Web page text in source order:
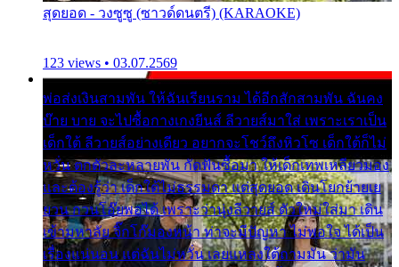
สุดยอด - วงซูซู (ซาวด์ดนตรี) (KARAOKE)
123 views • 03.07.2569
พ่อส่งเงินสามพัน ให้ฉันเรียนราม ได้อีกสักสามพัน ฉันคง
บ๊าย บาย จะไปซื้อกางเกงยีนส์ ลีวายส์มาใส่ เพราะเราเป็น
เด็กใต้ ลีวายส์อย่างเดียว อยากจะโชว์ถึงหิวโซ เด็กใต้ก็ไม่
หวั่น ตกตัวละหลายพัน กัดฟันซื้อมา ให้เด็กเทพเหลียวมอง
และต้องรู้ว่า เด็กใต้ไม่ธรรมดา แต่สุดยอด เดินโยกย้ายเย
ยวน กวนโอ๊ยพอได้ เพราะว่านุ่งลีวายส์ ตัวใหม่ใส่มา เดิน
เข้ามหาลัย จิ๊กโก๊มองหน้า ท่าจะมีปัญหา ไม่พอใจ ได้เป็น
เรื่องแน่นอน แต่ฉันไม่หวั่น เลยแหลงใต้ถามมัน ว่ามัน